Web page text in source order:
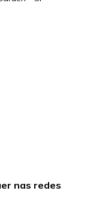
nas redes